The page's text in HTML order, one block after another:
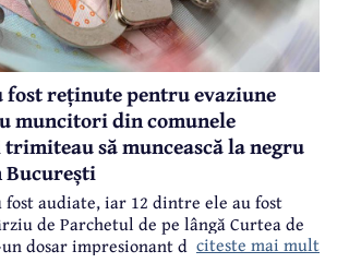
fost reținute pentru evaziune
muncitori din comunele
să muncească la negru
București
fost audiate, iar 12 dintre ele au fost
de Parchetul de pe lângă Curtea de
dosar impresionant de evaziune
citeste mai mult